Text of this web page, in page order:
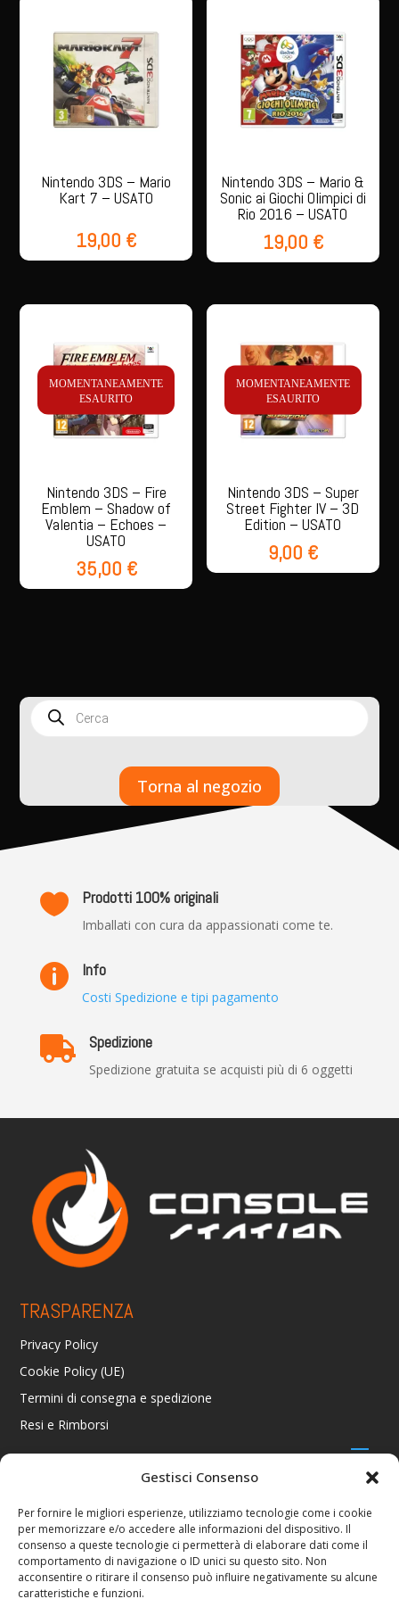
Gestisci Consenso
Per fornire le migliori esperienze, utilizziamo tecnologie come i cookie
per memorizzare e/o accedere alle informazioni del dispositivo. Il
consenso a queste tecnologie ci permetterà di elaborare dati come il
comportamento di navigazione o ID unici su questo sito. Non
acconsentire o ritirare il consenso può influire negativamente su alcune
caratteristiche e funzioni.
Nintendo 3DS – Mario
Kart 7 – USATO
19,00 €
Nintendo 3DS – Mario &
Sonic ai Giochi Olimpici di
Rio 2016 – USATO
19,00 €
MOMENTANEAMENTE
ESAURITO
Nintendo 3DS – Fire
Emblem – Shadow of
Valentia – Echoes –
USATO
35,00 €
MOMENTANEAMENTE
ESAURITO
Nintendo 3DS – Super
Street Fighter IV – 3D
Edition – USATO
9,00 €
search
Torna al negozio
 Prodotti 100% originali
Imballati con cura da appassionati come te.
 Info
Costi Spedizione e tipi pagamento
 Spedizione
Spedizione gratuita se acquisti più di 6 oggetti
TRASPARENZA
Privacy Policy
Cookie Policy (UE)
Termini di consegna e spedizione
Resi e Rimborsi
CONTATTI
Via R. Giuliani 70/c Rosso, 50141 Firenze FI
+39 055 4289002 / +39 392 2343100
info@consolestation.it